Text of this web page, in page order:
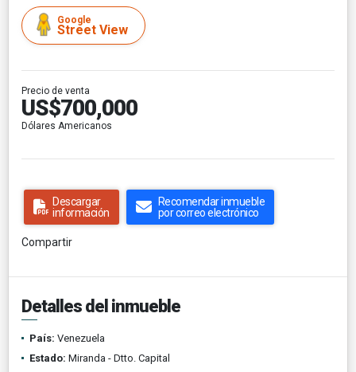
Google
Street View
Precio de venta
US$700,000
Dólares Americanos
Descargar
información
Recomendar inmueble
por correo electrónico
Compartir
Detalles del inmueble
País: Venezuela
Estado: Miranda - Dtto. Capital